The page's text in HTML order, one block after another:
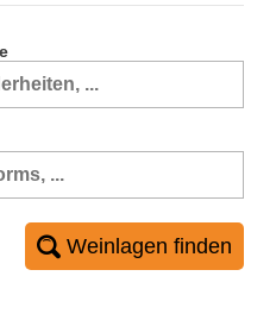
Weinlagen finden